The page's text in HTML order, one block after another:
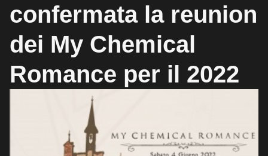
confermata la reunion
dei My Chemical
Romance per il 2022